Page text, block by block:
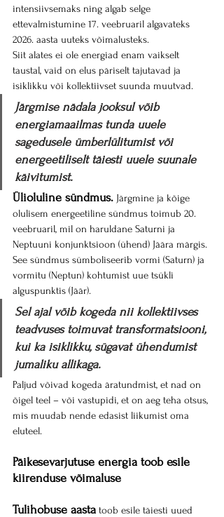
intensiivsemaks ning algab selge
ettevalmistumine 17. veebruaril algavateks
2026. aasta uuteks võimalusteks.
Siit alates ei ole energiad enam vaikselt
taustal, vaid on elus päriselt tajutavad ja
isiklikku või kollektiivset suunda muutvad.
Järgmise nädala jooksul võib
energiamaailmas tunda uuele
sagedusele ümberlülitumist või
energeetiliselt täiesti uuele suunale
käivitumist.
Ülioluline sündmus. Järgmine ja kõige
olulisem energeetiline sündmus toimub 20.
veebruaril, mil on haruldane Saturni ja
Neptuuni konjunktsioon (ühend) Jäära märgis.
See sündmus sümboliseerib vormi (Saturn) ja
vormitu (Neptun) kohtumist uue tsükli
alguspunktis (Jäär).
Sel ajal võib kogeda nii kollektiivses
teadvuses toimuvat transformatsiooni,
kui ka isiklikku, sügavat ühendumist
jumaliku allikaga.
Paljud võivad kogeda äratundmist, et nad on
õigel teel – või vastupidi, et on aeg teha otsus,
mis muudab nende edasist liikumist oma
eluteel.
Päikesevarjutuse energia toob esile
kiirenduse võimaluse
Tulihobuse aasta toob esile täiesti uued